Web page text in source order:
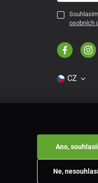
osobních
CZ
Ne,
Ano,